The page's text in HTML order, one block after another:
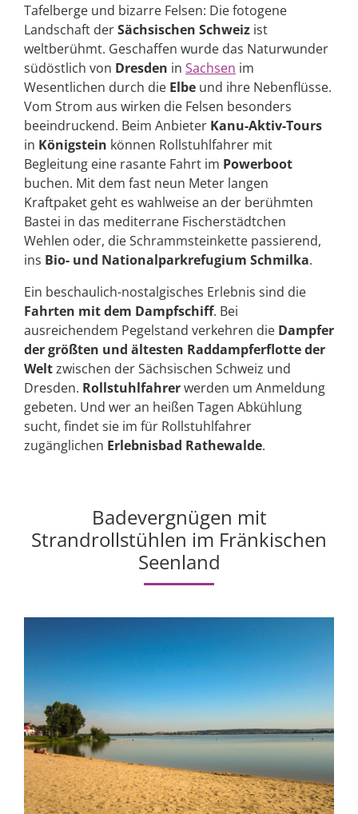
Tafelberge und bizarre Felsen: Die fotogene
Landschaft derSächsischen Schweiz ist
weltberühmt. Geschaffen wurde das Naturwunder
südöstlich von Dresden in Sachsen im
Wesentlichen durch die Elbe und ihre Nebenflüsse.
Vom Strom aus wirken die Felsen besonders
beeindruckend. Beim Anbieter Kanu-Aktiv-Tours
in Königstein können Rollstuhlfahrer mit
Begleitung eine rasante Fahrt im Powerboot
buchen. Mit dem fast neun Meter langen
Kraftpaket geht es wahlweise an der berühmten
Bastei in das mediterrane Fischerstädtchen
Wehlen oder, die Schrammsteinkette passierend,
ins Bio- und Nationalparkrefugium Schmilka.
Ein beschaulich-nostalgisches Erlebnis sind die
Fahrten mit dem Dampfschiff. Bei
ausreichendem Pegelstand verkehren die Dampfer
der größten und ältesten Raddampferflotte der
Weltzwischen der Sächsischen Schweiz und
Dresden. Rollstuhlfahrerwerden um Anmeldung
gebeten. Und wer an heißen Tagen Abkühlung
sucht, findet sie im für Rollstuhlfahrer
zugänglichen Erlebnisbad Rathewalde.
Badevergnügen mit
Strandrollstühlen im Fränkischen
Seenland